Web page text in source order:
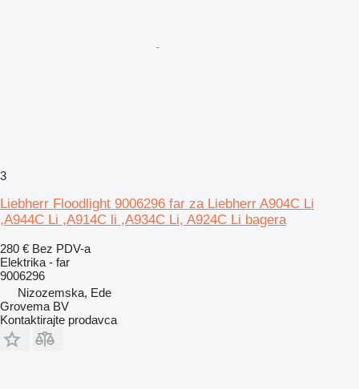
3
Liebherr Floodlight 9006296 far za Liebherr A904C Li
,A944C Li ,A914C li ,A934C Li, A924C Li bagera
280 € Bez PDV-a
Elektrika - far
9006296
Nizozemska, Ede
Grovema BV
Kontaktirajte prodavca